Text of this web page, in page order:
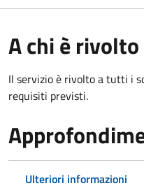
A chi è rivolto
Il servizio è rivolto a tutti i
requisiti previsti.
Ulteriori informazioni